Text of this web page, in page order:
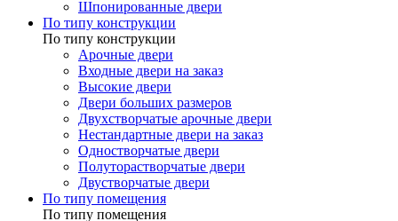
Шпонированные двери
По типу конструкции
По типу конструкции
Арочные двери
Входные двери на заказ
Высокие двери
Двери больших размеров
Двухстворчатые арочные двери
Нестандартные двери на заказ
Одностворчатые двери
Полуторастворчатые двери
Двустворчатые двери
По типу помещения
По типу помещения